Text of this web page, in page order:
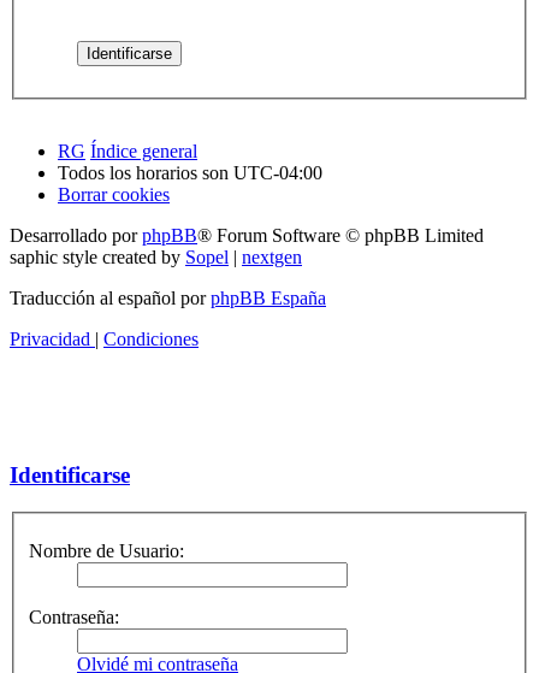
RG Índice general
Todos los horarios son UTC-04:00
Borrar cookies
Desarrollado porphpBB® Forum Software © phpBB Limited
saphic style created by Sopel | nextgen
Traducción al español porphpBB España
Privacidad | Condiciones
Identificarse
Nombre de Usuario:
Contraseña:
Olvidé mi contraseña